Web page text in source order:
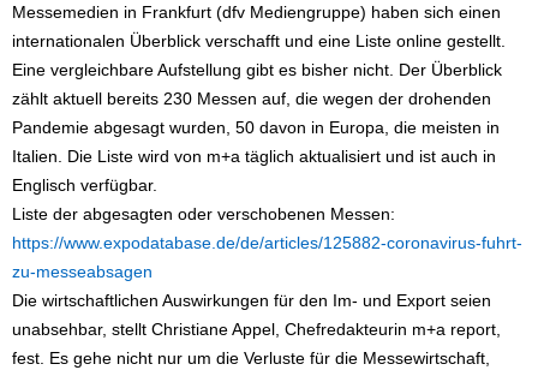
Messemedien in Frankfurt (dfv Mediengruppe) haben sich einen
internationalen Überblick verschafft und eine Liste online gestellt.
Eine vergleichbare Aufstellung gibt es bisher nicht. Der Überblick
zählt aktuell bereits 230 Messen auf, die wegen der drohenden
Pandemie abgesagt wurden, 50 davon in Europa, die meisten in
Italien. Die Liste wird von m+a täglich aktualisiert und ist auch in
Englisch verfügbar.
Liste der abgesagten oder verschobenen Messen:
https://www.expodatabase.de/de/articles/125882-coronavirus-fuhrt-
zu-messeabsagen
Die wirtschaftlichen Auswirkungen für den Im- und Export seien
unabsehbar, stellt Christiane Appel, Chefredakteurin m+a report,
fest. Es gehe nicht nur um die Verluste für die Messewirtschaft,